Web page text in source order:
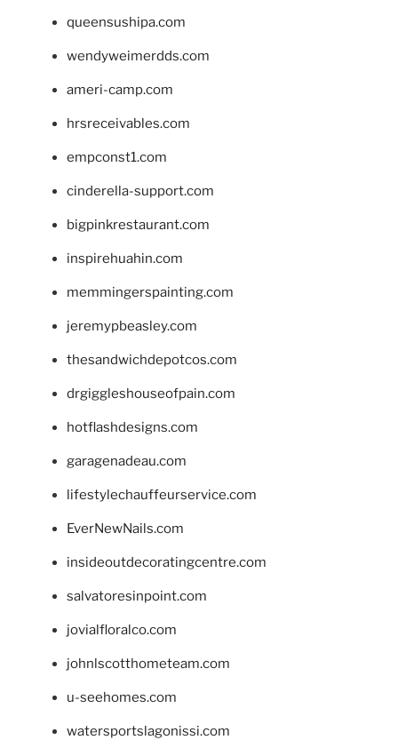
queensushipa.com
wendyweimerdds.com
ameri-camp.com
hrsreceivables.com
empconst1.com
cinderella-support.com
bigpinkrestaurant.com
inspirehuahin.com
memmingerspainting.com
jeremypbeasley.com
thesandwichdepotcos.com
drgiggleshouseofpain.com
hotflashdesigns.com
garagenadeau.com
lifestylechauffeurservice.com
EverNewNails.com
insideoutdecoratingcentre.com
salvatoresinpoint.com
jovialfloralco.com
johnlscotthometeam.com
u-seehomes.com
watersportslagonissi.com